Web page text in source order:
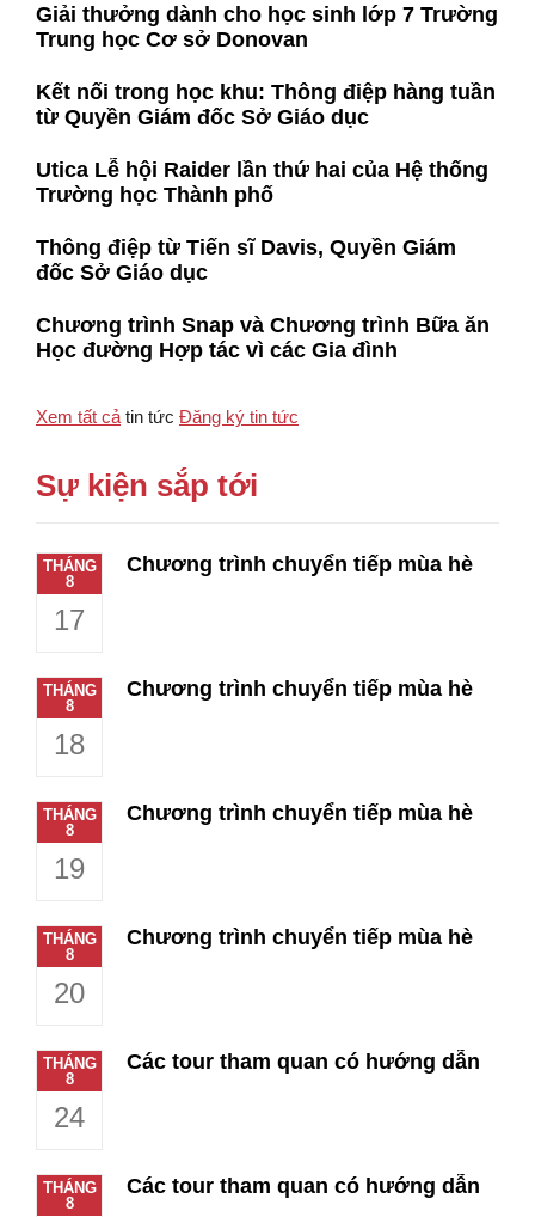
Giải thưởng dành cho học sinh lớp 7 Trường
Trung học Cơ sở Donovan
Kết nối trong học khu: Thông điệp hàng tuần
từ Quyền Giám đốc Sở Giáo dục
Utica Lễ hội Raider lần thứ hai của Hệ thống
Trường học Thành phố
Thông điệp từ Tiến sĩ Davis, Quyền Giám
đốc Sở Giáo dục
Chương trình Snap và Chương trình Bữa ăn
Học đường Hợp tác vì các Gia đình
Xem tất cả tin tức Đăng ký tin tức
Sự kiện sắp tới
THÁNG
8
17
Chương trình chuyển tiếp mùa hè
THÁNG
8
18
Chương trình chuyển tiếp mùa hè
THÁNG
8
19
Chương trình chuyển tiếp mùa hè
THÁNG
8
20
Chương trình chuyển tiếp mùa hè
THÁNG
8
24
Các tour tham quan có hướng dẫn
THÁNG
8
Các tour tham quan có hướng dẫn